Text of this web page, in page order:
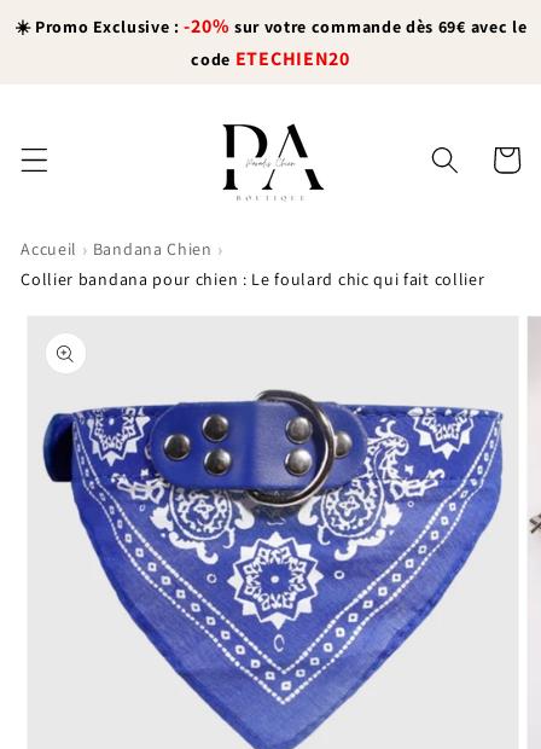
passer
☀️ Promo Exclusive :-20% sur votre commande dès 69€ avec le
code ETECHIEN20
Panier
Accueil › Bandana Chien ›
Collier bandana pour chien : Le foulard chic qui fait collier
informations
produits